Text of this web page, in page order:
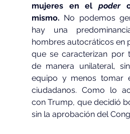
mujeres en el poder
mismo. No podemos
hay una
hombres autocráticos en
que se caracterizan por
de manera unilateral,
equipo y menos tomar
ciudadanos. Como lo
con Trump, que decidió
sin la aprobación del